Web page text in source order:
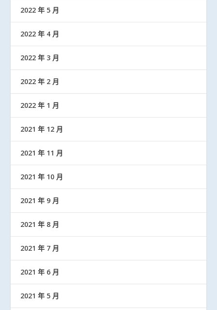
2022 年 5 月
2022 年 4 月
2022 年 3 月
2022 年 2 月
2022 年 1 月
2021 年 12 月
2021 年 11 月
2021 年 10 月
2021 年 9 月
2021 年 8 月
2021 年 7 月
2021 年 6 月
2021 年 5 月